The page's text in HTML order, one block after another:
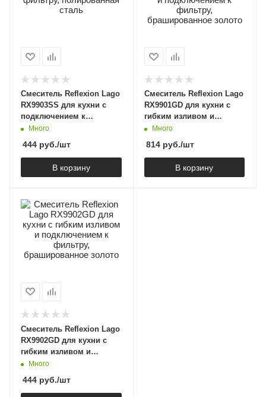
Смеситель Reflexion Lago
RX9903SS для кухни с
подключением к
фильтру, полированная
Много
444 руб./шт
В корзину
Смеситель Reflexion Lago
RX9901GD для кухни с
гибким изливом и
подключением к
золото
Много
814руб./шт
В корзину
Смеситель Reflexion Lago
RX9902GD для кухни с
гибким изливом и
подключением к
золото
Много
444 руб./шт